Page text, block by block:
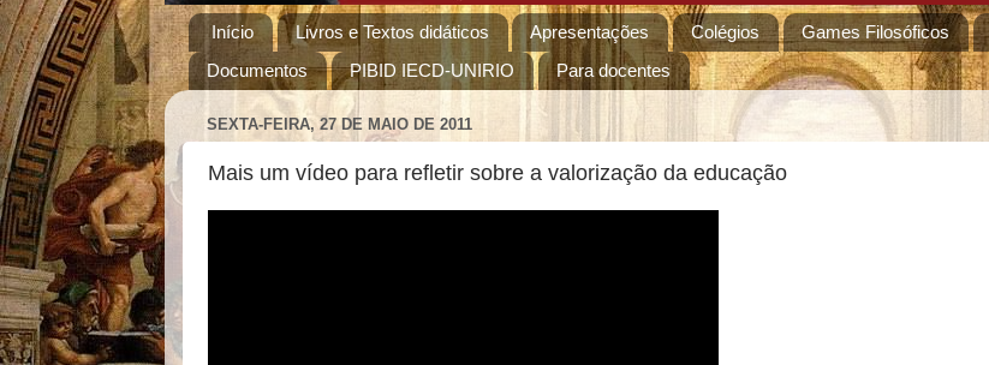
Início Livros e Textos didáticos Apresentações Colégios Games Filosóficos
Documentos
PIBID IECD-UNIRIO Para docentes
SEXTA-FEIRA, 27 DE MAIO DE 2011
Mais um vídeo para refletir sobre a valorização da educação